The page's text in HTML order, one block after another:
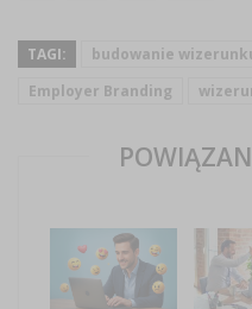
TAGI: budowanie
Employer Branding